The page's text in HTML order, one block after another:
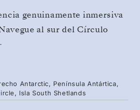
genuinamente inmersiva
al sur del Círculo
parajes vírgenes
y nieve. Desde las
de pingüinos hasta las
las impresionantes ballenas
Antarctic, Península Antártica,
Isla South Shetlands